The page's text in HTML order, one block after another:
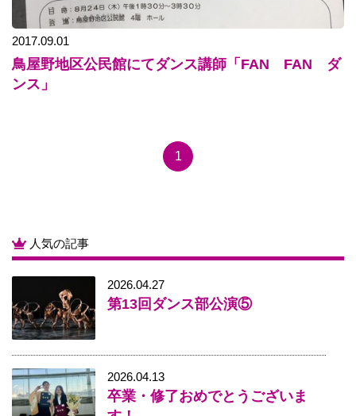
2017.09.01
鳥屋野地区公民館にてダンス講師「FAN FAN ダ
ンス」
1
人気の記事
2026.04.27
第13回ダンス部公演⑤
2026.04.13
卒業・修了おめでとうございま